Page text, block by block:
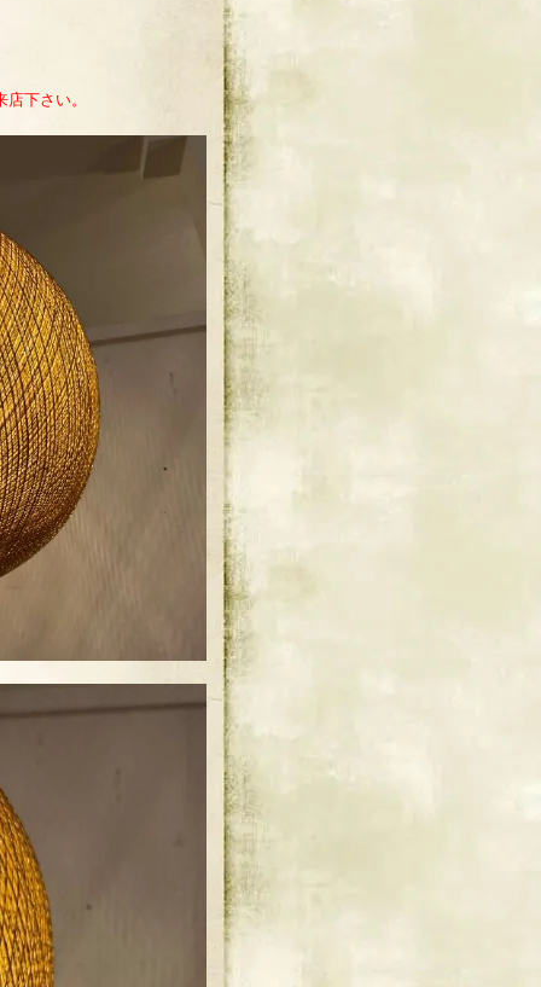
店下さい。